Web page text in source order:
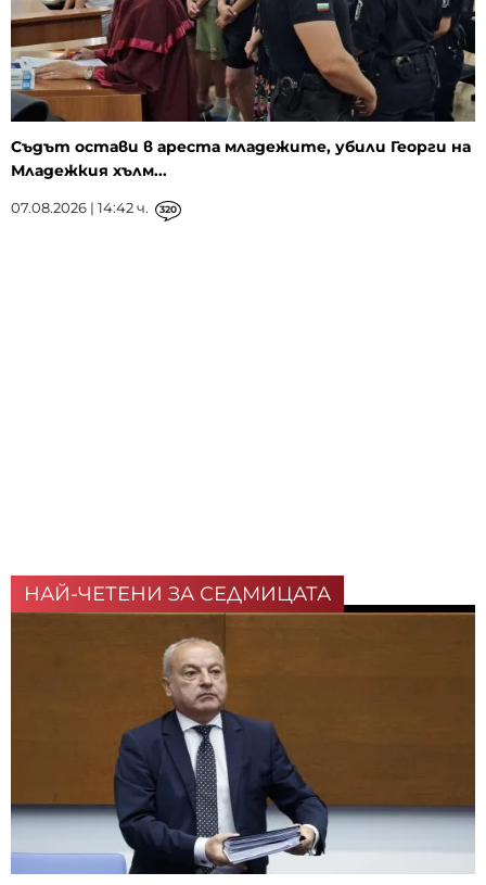
Съдът остави в ареста младежите, убили Георги на
Младежкия хълм...
07.08.2026 | 14:42 ч. 320
НАЙ-ЧЕТЕНИ ЗА СЕДМИЦАТА